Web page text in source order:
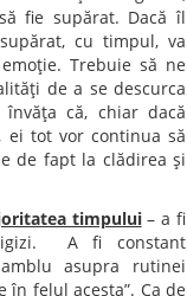
fie supărat. Dacă îl
cu timpul, va
Trebuie să ne
de a se descurca
că, chiar dacă
ei tot vor continua să
de fapt la clădirea şi
timpului – a fi
A fi constant
asupra rutinei
în felul acesta”. Ca de